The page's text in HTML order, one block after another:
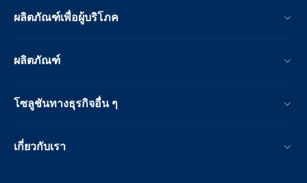
ผลิตภัณฑ์เพื่อผู้บริโภค
ผลิตภัณฑ์
โซลูชันทางธุรกิจอื่น ๆ
เกี่ยวกับเรา